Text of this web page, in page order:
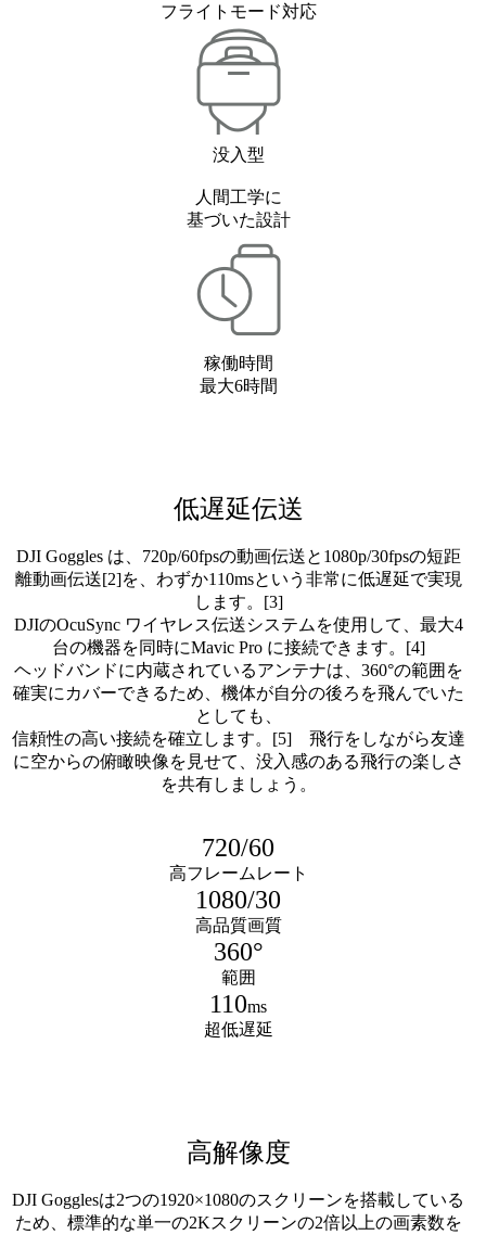
フライトモード対応
没入型
人間工学に
基づいた設計
稼働時間
最大6時間
低遅延伝送
DJI Goggles は、720p/60fpsの動画伝送と1080p/30fpsの短距
離動画伝送[2]を、わずか110msという非常に低遅延で実現
します。[3]
DJIのOcuSync ワイヤレス伝送システムを使用して、最大4
台の機器を同時にMavic Pro に接続できます。[4]
ヘッドバンドに内蔵されているアンテナは、360°の範囲を
確実にカバーできるため、機体が自分の後ろを飛んでいた
としても、
信頼性の高い接続を確立します。[5] 飛行をしながら友達
に空からの俯瞰映像を見せて、没入感のある飛行の楽しさ
を共有しましょう。
720/60
高フレームレート
1080/30
高品質画質
360°
範囲
110ms
超低遅延
高解像度
DJI Gogglesは2つの1920×1080のスクリーンを搭載している
ため、標準的な単一の2Kスクリーンの2倍以上の画素数を